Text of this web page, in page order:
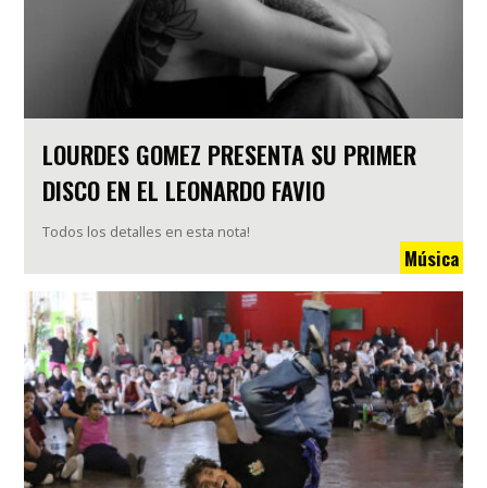
LOURDES GOMEZ PRESENTA SU PRIMER
DISCO EN EL LEONARDO FAVIO
Todos los detalles en esta nota!
Música